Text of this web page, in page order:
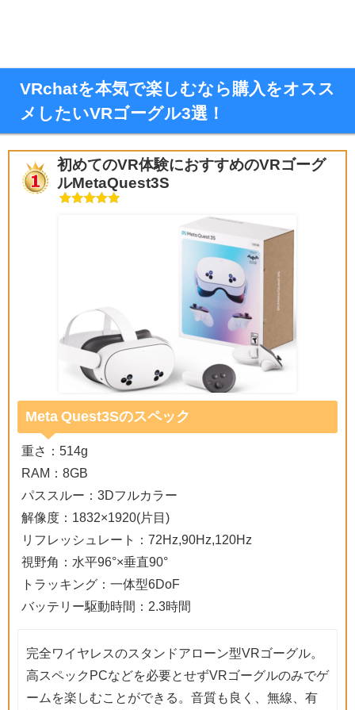
VRchatを本気で楽しむなら購入をオスス
メしたいVRゴーグル3選！
初めてのVR体験におすすめのVRゴーグ
ルMetaQuest3S
Meta Quest3Sのスペック
重さ：514g
RAM：8GB
パススルー：3Dフルカラー
解像度：1832×1920(片目)
リフレッシュレート：72Hz,90Hz,120Hz
視野角：水平96°×垂直90°
トラッキング：一体型6DoF
バッテリー駆動時間：2.3時間
完全ワイヤレスのスタンドアローン型VRゴーグル。
高スペックPCなどを必要とせずVRゴーグルのみでゲ
ームを楽しむことができる。音質も良く、無線、有